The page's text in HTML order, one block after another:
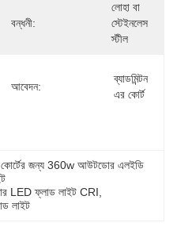
বন্ধনী:
লোহা বা
স্টেইনলেস
স্টীল
আবেদন:
ব্যাডমিন্টন
এর কোর্ট
কোর্টের জন্য 360w আউটডোর এলইডি
LED ফ্লাড লাইট CRI
লাইট